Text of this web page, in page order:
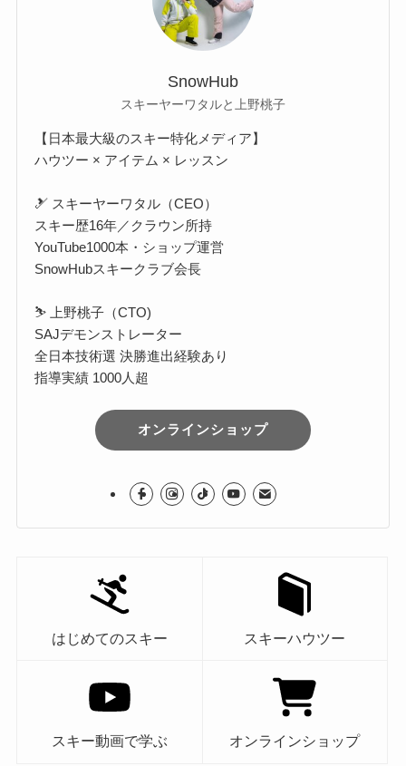
SnowHub
スキーヤーワタルと上野桃子
【日本最大級のスキー特化メディア】
ハウツー × アイテム × レッスン
🎿 スキーヤーワタル（CEO）
スキー歴16年／クラウン所持
YouTube1000本・ショップ運営
SnowHubスキークラブ会長
⛷️ 上野桃子（CTO)
SAJデモンストレーター
全日本技術選 決勝進出経験あり
指導実績 1000人超
オンラインショップ
はじめてのスキー スキーハウツー
スキー動画で学ぶ オンラインショップ